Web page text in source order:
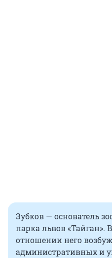
Зубков — основатель
парка львов «Тайган».
отношении него
административных и